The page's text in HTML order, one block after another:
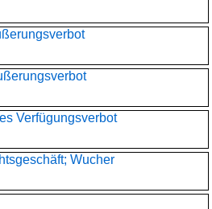
Verfügungsverbot
Wucher